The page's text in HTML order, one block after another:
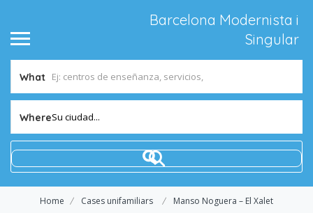
Barcelona Modernista i
Singular
What
WhereSu ciudad...
Home Cases unifamiliars Manso Noguera – El Xalet